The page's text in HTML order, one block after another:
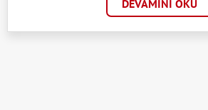
DEVAMINI OKU